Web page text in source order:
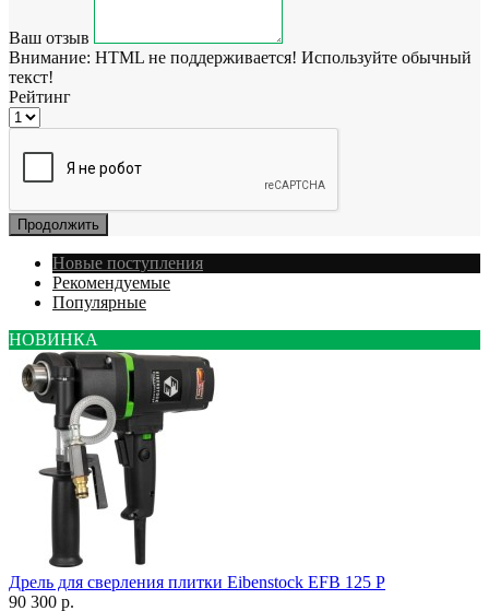
Ваш отзыв
Внимание: HTML не поддерживается! Используйте обычный
текст!
Рейтинг
Продолжить
Новые поступления
Рекомендуемые
Популярные
НОВИНКА
Дрель для сверления плитки Eibenstock EFB 125 P
90 300 р.